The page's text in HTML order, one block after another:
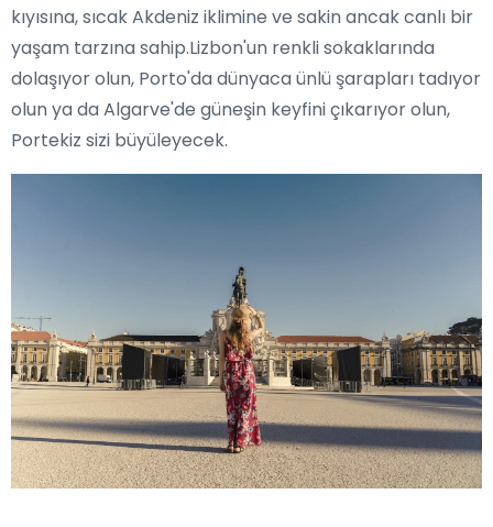
kıyısına, sıcak Akdeniz iklimine ve sakin ancak canlı bir
yaşam tarzına sahip.Lizbon'un renkli sokaklarında
dolaşıyor olun, Porto'da dünyaca ünlü şarapları tadıyor
olun ya da Algarve'de güneşin keyfini çıkarıyor olun,
Portekiz sizi büyüleyecek.